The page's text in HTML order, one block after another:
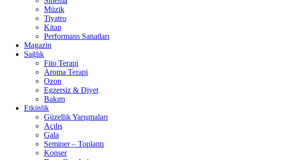
Müzik
Tiyatro
Kitap
Performans Sanatları
Magazin
Sağlık
Fito Terapi
Aroma Terapi
Ozon
Egzersiz & Diyet
Bakım
Etkinlik
Güzellik Yarışmaları
Açılış
Gala
Seminer – Toplantı
Konser